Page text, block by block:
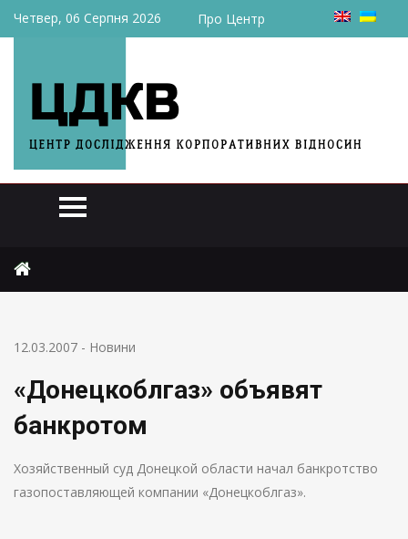
Четвер, 06 Серпня 2026 Про Центр
«Донецкоблгаз» объявят банкротом
12.03.2007 - Новини
«Донецкоблгаз» объявят
банкротом
Хозяйственный суд Донецкой области начал банкротство
газопоставляющей компании «Донецкоблгаз».